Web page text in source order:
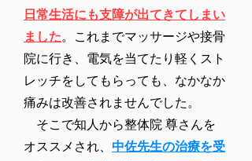
日常生活にも支障が出てきてしまい
ました。これまでマッサージや接骨
院に行き、電気を当てたり軽くスト
レッチをしてもらっても、なかなか
痛みは改善されませんでした。
そこで知人から整体院 尊さんを
オススメされ、 中佐先生の治療を受